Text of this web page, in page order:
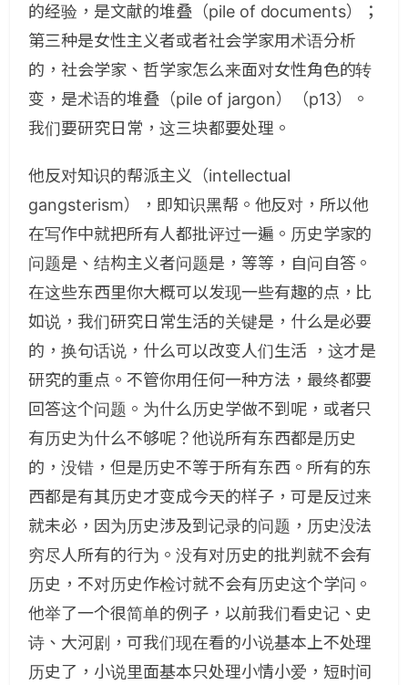
的经验，是文献的堆叠（pile of documents）；
第三种是女性主义者或者社会学家用术语分析
的，社会学家、哲学家怎么来面对女性角色的转
变，是术语的堆叠（pile of jargon）（p13）。
我们要研究日常，这三块都要处理。
他反对知识的帮派主义（intellectual
gangsterism），即知识黑帮。他反对，所以他
在写作中就把所有人都批评过一遍。历史学家的
问题是、结构主义者问题是，等等，自问自答。
在这些东西里你大概可以发现一些有趣的点，比
如说，我们研究日常生活的关键是，什么是必要
的，换句话说，什么可以改变人们生活 ，这才是
研究的重点。不管你用任何一种方法，最终都要
回答这个问题。为什么历史学做不到呢，或者只
有历史为什么不够呢？他说所有东西都是历史
的，没错，但是历史不等于所有东西。所有的东
西都是有其历史才变成今天的样子，可是反过来
就未必，因为历史涉及到记录的问题，历史没法
穷尽人所有的行为。没有对历史的批判就不会有
历史，不对历史作检讨就不会有历史这个学问。
他举了一个很简单的例子，以前我们看史记、史
诗、大河剧，可我们现在看的小说基本上不处理
历史了，小说里面基本只处理小情小爱，短时间